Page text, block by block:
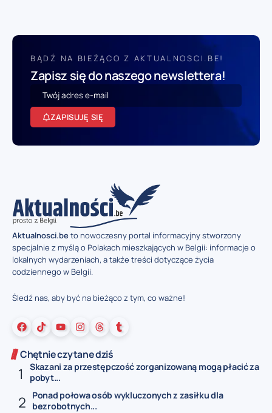
BĄDŹ NA BIEŻĄCO Z AKTUALNOSCI.BE!
Zapisz się do naszego newslettera!
ZAPISUJĘ SIĘ
Aktualnosci.beto nowoczesny portal informacyjny stworzony
specjalnie z myślą o Polakach mieszkających w Belgii: informacje o
lokalnych wydarzeniach, a także treści dotyczące życia
codziennego w Belgii.
Śledź nas, aby być na bieżąco z tym, co ważne!
Chętnie czytane dziś
Skazani za przestępczość zorganizowaną mogą płacić za
pobyt...
Ponad połowa osób wykluczonych z zasiłku dla
bezrobotnych...